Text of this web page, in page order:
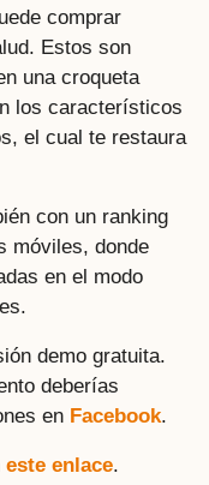
comprar
Estos son
una croqueta
los característicos
el cual te restaura
con un ranking
móviles, donde
en el modo
demo gratuita.
deberías
en Facebook.
este enlace.